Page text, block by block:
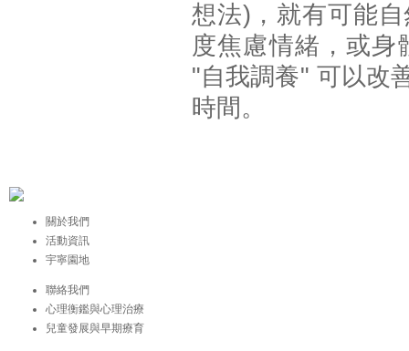
想法)，就有可能
度焦慮情緒，或身
"自我調養" 可以改
時間。
關於我們
活動資訊
宇寧園地
聯絡我們
心理衡鑑與心理治療
兒童發展與早期療育